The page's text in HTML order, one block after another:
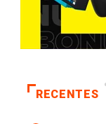
RECENTES